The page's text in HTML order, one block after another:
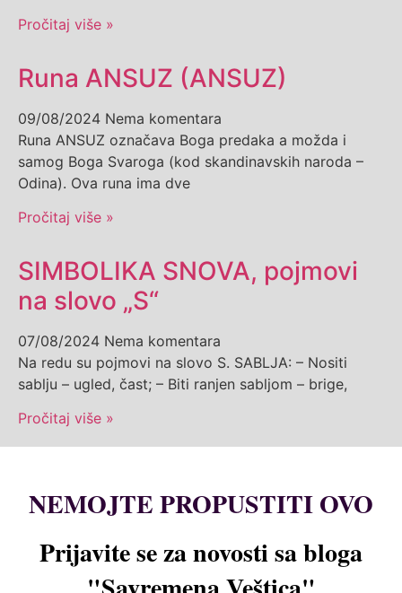
Pročitaj više »
Runa ANSUZ (ANSUZ)
09/08/2024 Nema komentara
Runa ANSUZ označava Boga predaka a možda i
samog Boga Svaroga (kod skandinavskih naroda –
Odina). Ova runa ima dve
Pročitaj više »
SIMBOLIKA SNOVA, pojmovi
na slovo „S“
07/08/2024 Nema komentara
Na redu su pojmovi na slovo S. SABLJA: – Nositi
sablju – ugled, čast; – Biti ranjen sabljom – brige,
Pročitaj više »
NEMOJTE PROPUSTITI OVO
Prijavite se za novosti sa bloga